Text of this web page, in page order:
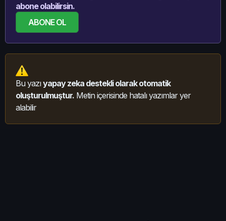
abone olabilirsin.
ABONE OL
Bu yazıyapay zeka destekli olarak otomatik
oluşturulmuştur. Metin içerisinde hatalı yazımlar yer
alabilir